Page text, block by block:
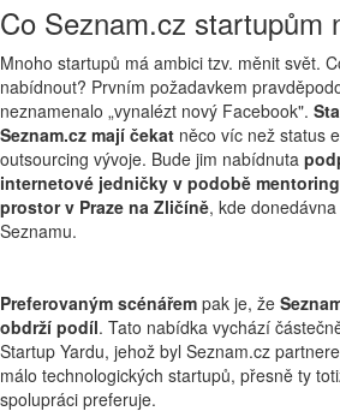
Co Seznam.cz startupům
Mnoho startupů má ambici tzv. měnit svět.
nabídnout? Prvním požadavkem
neznamenalo „vynalézt nový Facebook".
Seznam.cz mají čekat něco víc než status
outsourcing vývoje. Bude jim nabídnuta
internetové jedničky v podobě
prostor v Praze na Zličíně, kde
Seznamu.
Preferovaným scénářem pak je, že
obdrží podíl. Tato nabídka vychází
Startup Yardu, jehož byl Seznam.cz
málo technologických startupů, přesně ty
spolupráci preferuje.